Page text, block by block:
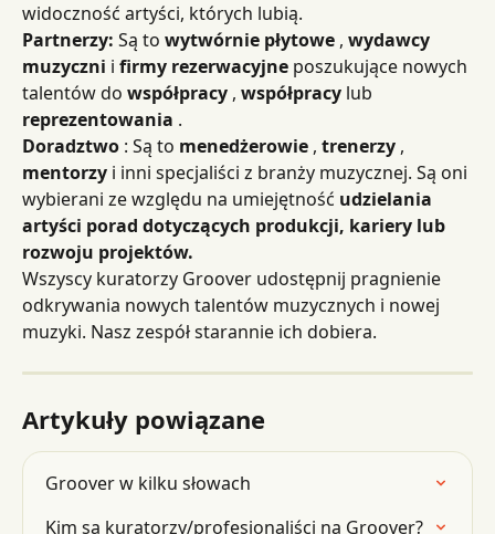
widoczność artyści, których lubią.
Partnerzy: Są to wytwórnie płytowe , wydawcy
muzyczni i firmy rezerwacyjne poszukujące nowych
talentów do współpracy , współpracy lub
reprezentowania .
Doradztwo : Są to menedżerowie , trenerzy ,
mentorzy i inni specjaliści z branży muzycznej. Są oni
wybierani ze względu na umiejętność udzielania
artyści porad dotyczących produkcji, kariery lub
rozwoju projektów.
Wszyscy kuratorzy Groover udostępnij pragnienie
odkrywania nowych talentów muzycznych i nowej
muzyki. Nasz zespół starannie ich dobiera.
Artykuły powiązane
Groover w kilku słowach
Kim są kuratorzy/profesjonaliści na Groover?